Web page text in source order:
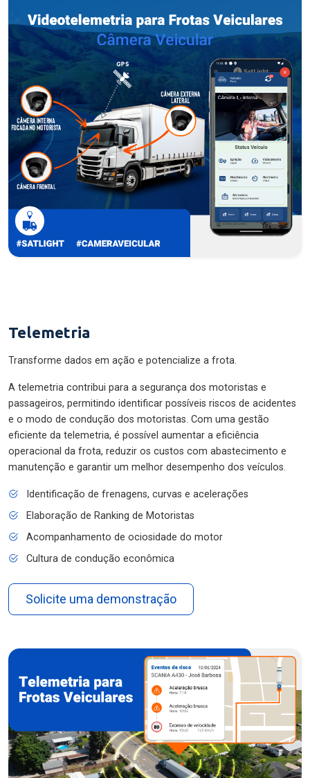
Telemetria
Transforme dados em ação e potencialize a frota.
A telemetria contribui para a segurança dos motoristas e
passageiros, permitindo identificar possíveis riscos de acidentes
e o modo de condução dos motoristas. Com uma gestão
eficiente da telemetria, é possível aumentar a eficiência
operacional da frota, reduzir os custos com abastecimento e
manutenção e garantir um melhor desempenho dos veículos.
Identificação de frenagens, curvas e acelerações
Elaboração de Ranking de Motoristas
Acompanhamento de ociosidade do motor
Cultura de condução econômica
Solicite uma demonstração